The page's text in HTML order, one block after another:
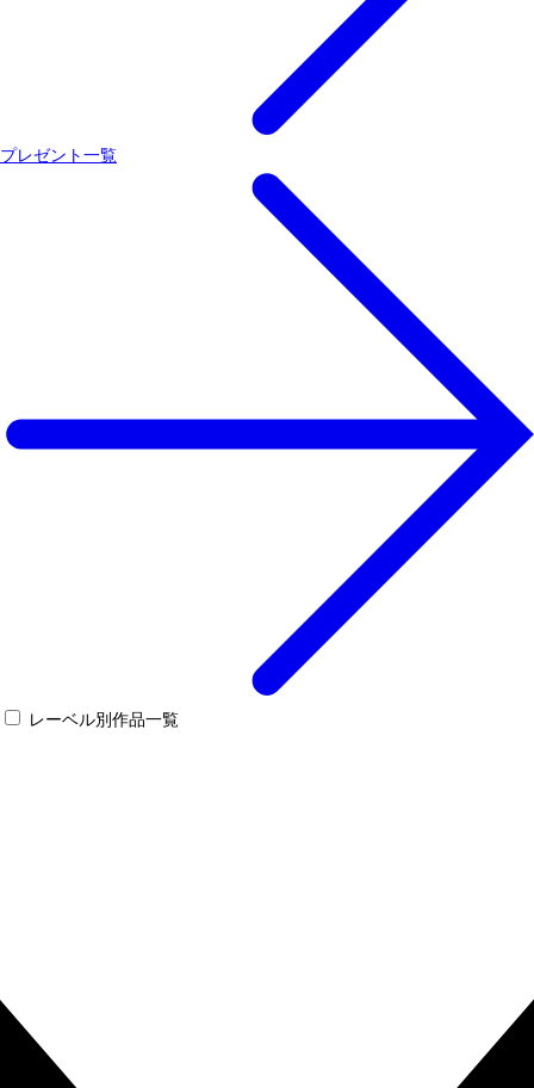
プレゼント一覧
レーベル別作品一覧